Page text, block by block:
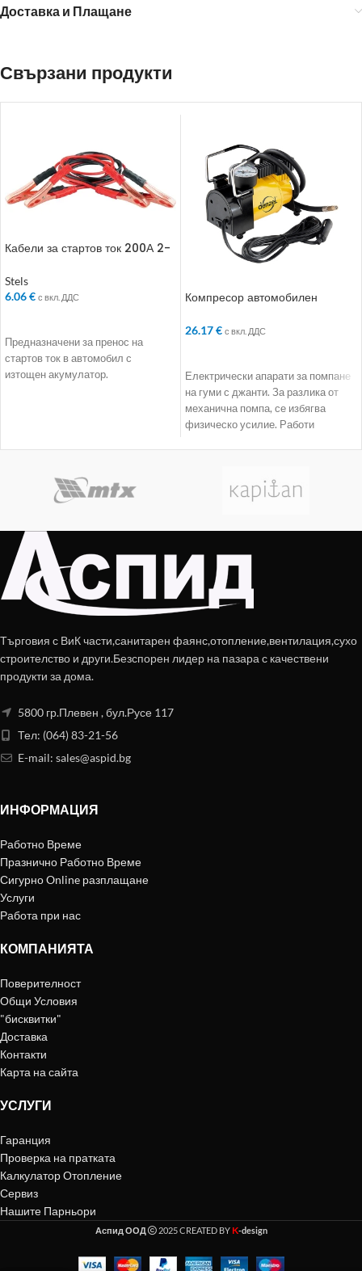
Доставка и Плащане
Свързани продукти
Кабели за стартов ток 200А 2-
Stels
6.06€ с вкл. ДДС
Предназначени за пренос на
стартов ток в автомобил с
изтощен акумулатор.
Компресор автомобилен
26.17€ с вкл. ДДС
Електрически апарати за помпане
на гуми с джанти. За разлика от
механична помпа, се избягва
физическо усилие. Работи
Търговия с ВиК части,санитарен фаянс,отопление,вентилация,сухо
строителство и други.Безспорен лидер на пазара с качествени
продукти за дома.
5800 гр.Плевен , бул.Русе 117
Тел: (064) 83-21-56
E-mail: sales@aspid.bg
ИНФОРМАЦИЯ
Работно Време
Празнично Работно Време
Сигурно Online разплащане
Услуги
Работа при нас
КОМПАНИЯТА
Поверителност
Общи Условия
"бисквитки"
Доставка
Контакти
Карта на сайта
УСЛУГИ
Гаранция
Проверка на пратката
Калкулатор Отопление
Сервиз
Нашите Парньори
Аспид ООД 2025 CREATED BY K-design